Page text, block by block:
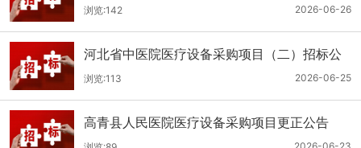
(二次)招标公告
2026-06-26
浏览:142
河北省中医院医疗设备采购项目（二）招标公
告
2026-06-25
浏览:113
高青县人民医院医疗设备采购项目更正公告